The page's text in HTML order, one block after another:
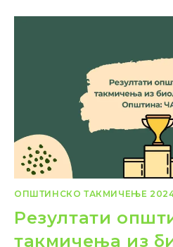
ОПШТИНСКО ТАКМИЧЕЊЕ
Резултати
такмичења из